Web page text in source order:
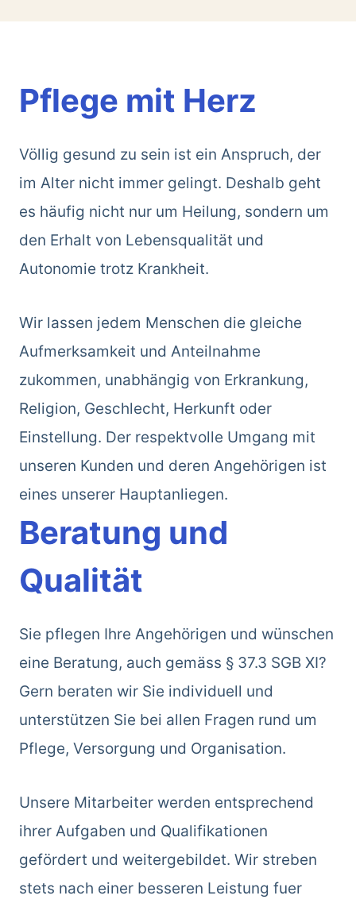
Pflege mit Herz
Völlig gesund zu sein ist ein Anspruch, der
im Alter nicht immer gelingt. Deshalb geht
es häufig nicht nur um Heilung, sondern um
den Erhalt von Lebensqualität und
Autonomie trotz Krankheit.
Wir lassen jedem Menschen die gleiche
Aufmerksamkeit und Anteilnahme
zukommen, unabhängig von Erkrankung,
Religion, Geschlecht, Herkunft oder
Einstellung. Der respektvolle Umgang mit
unseren Kunden und deren Angehörigen ist
eines unserer Hauptanliegen.
Beratung und
Qualität
Sie pflegen Ihre Angehörigen und wünschen
eine Beratung, auch gemäss § 37.3 SGB XI?
Gern beraten wir Sie individuell und
unterstützen Sie bei allen Fragen rund um
Pflege, Versorgung und Organisation.
Unsere Mitarbeiter werden entsprechend
ihrer Aufgaben und Qualifikationen
gefördert und weitergebildet. Wir streben
stets nach einer besseren Leistung fuer